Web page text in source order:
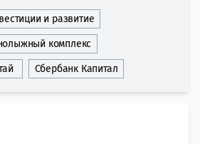
и развитие
комплекс
Сбербанк Капитал